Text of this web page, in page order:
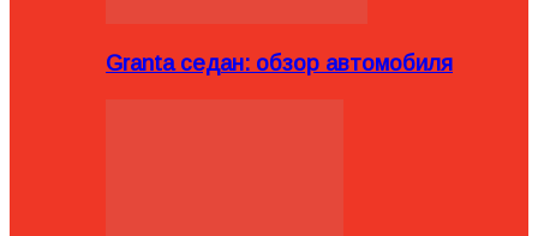
Granta седан: обзор автомобиля